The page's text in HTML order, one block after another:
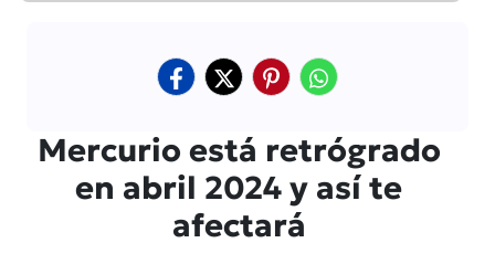
Mercurio está retrógrado
en abril 2024 y así te
afectará